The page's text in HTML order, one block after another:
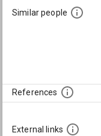
Similar people
References
External links